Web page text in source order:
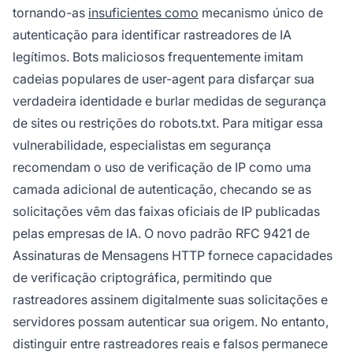
tornando-as insuficientes como mecanismo único de
autenticação para identificar rastreadores de IA
legítimos. Bots maliciosos frequentemente imitam
cadeias populares de user-agent para disfarçar sua
verdadeira identidade e burlar medidas de segurança
de sites ou restrições do robots.txt. Para mitigar essa
vulnerabilidade, especialistas em segurança
recomendam o uso de verificação de IP como uma
camada adicional de autenticação, checando se as
solicitações vêm das faixas oficiais de IP publicadas
pelas empresas de IA. O novo padrão RFC 9421 de
Assinaturas de Mensagens HTTP fornece capacidades
de verificação criptográfica, permitindo que
rastreadores assinem digitalmente suas solicitações e
servidores possam autenticar sua origem. No entanto,
distinguir entre rastreadores reais e falsos permanece